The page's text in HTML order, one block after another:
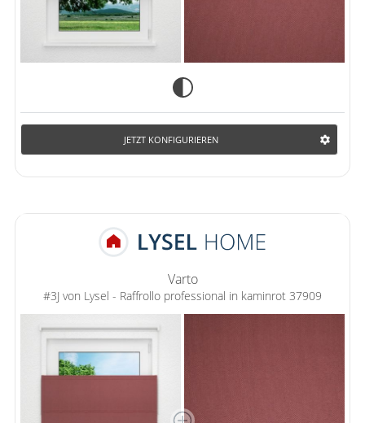
JETZT KONFIGURIEREN
Varto
#3J von Lysel - Raffrollo professional in kaminrot 37909